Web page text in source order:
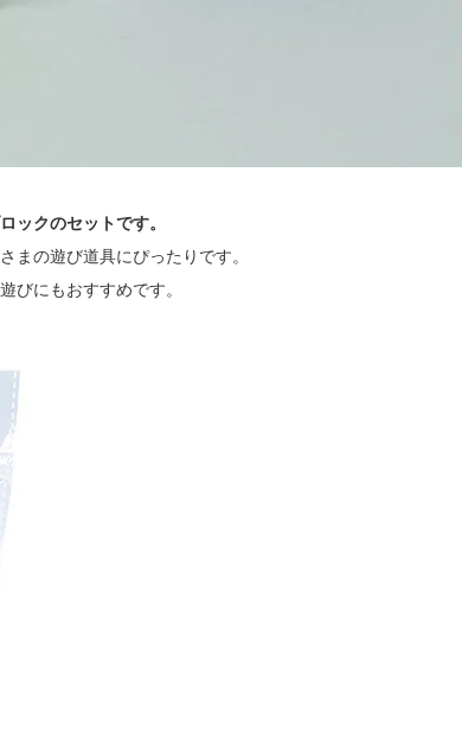
ックのセットです。
まの遊び道具にぴったりです。
びにもおすすめです。